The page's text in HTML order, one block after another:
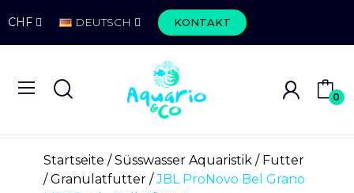
CHF DEUTSCH KONTAKT
0
Startseite Süsswasser Aquaristik
Futter
Granulatfutter
JBL ProNovo Bel Grano